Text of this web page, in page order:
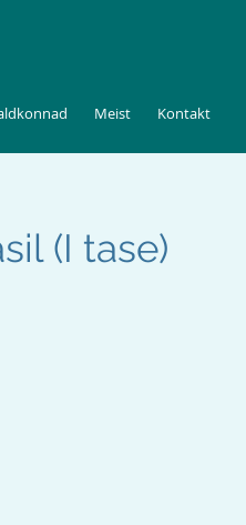
Meist Kontakt
(I tase)